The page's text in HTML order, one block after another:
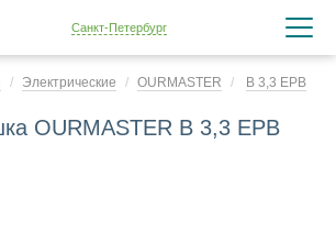
Санкт-Петербург
Электрические OURMASTER B 3,3 EPB
OURMASTER B 3,3 EPB